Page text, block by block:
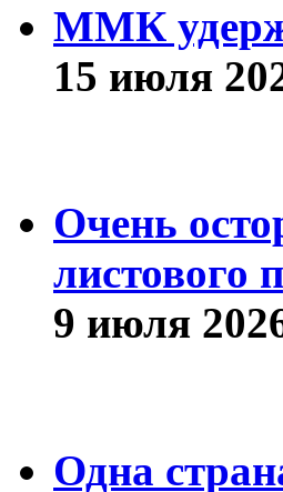
ММК
15 июля
Очень
листового
9 июля
Одна